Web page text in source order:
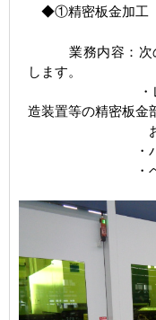
◆①精密板金加工
業務内容：次の
します。
・レーザー
造装置等の精密板金
および切断
・バリ取り
・ベンディ